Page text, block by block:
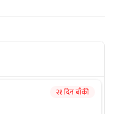
२१ दिन बाँकी